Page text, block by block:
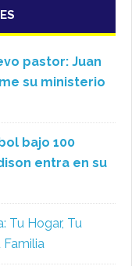
pastor: Juan
su ministerio
bajo 100
entra en su
Tu Hogar, Tu
Familia